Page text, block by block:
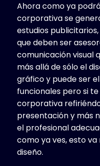
Ahora como ya
corporativa se
estudios
que deben ser
comunicación visual
más allá de sólo el
gráfico y puede ser
funcionales pero si
corporativa
presentación y más
el profesional
como ya ves, esto
diseño.